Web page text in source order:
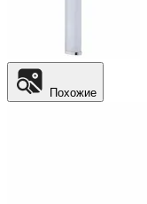
Похожие